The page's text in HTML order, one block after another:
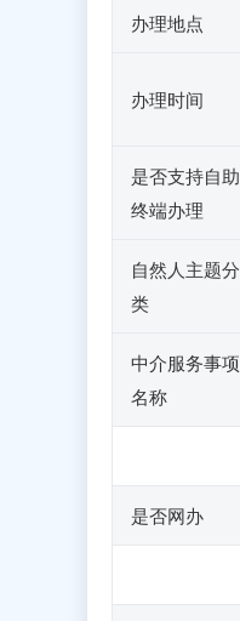
办理地点
办理时间
是否支持自助
终端办理
自然人主题分
类
中介服务事项
名称
是否网办